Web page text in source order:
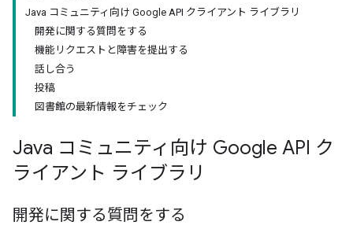
Java コミュニティ向け Google API クライアント ライブラリ
開発に関する質問をする
機能リクエストと障害を提出する
話し合う
投稿
図書館の最新情報をチェック
Java コミュニティ向け Google API ク
ライアント ライブラリ
開発に関する質問をする